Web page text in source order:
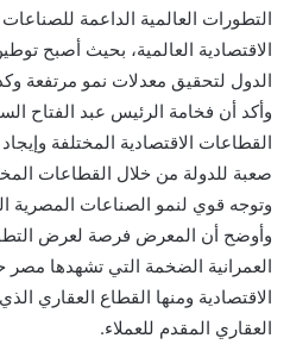
التطورات العالمية الداعمة
الاقتصادية العالمية، بحيث أصبح
الدول لتحقيق معدلات نمو مرتفعة
وأكد أن فخامة الرئيس عبد الفتاح
القطاعات الاقتصادية المختلفة
صعبة للدولة من خلال القطاعات
وتوجه قوي لنمو الصناعات المصرية
وأوضح أن المعرض فرصة لعرض
العمرانية الضخمة التي تشهدها مصر
الاقتصادية ومنها القطاع العقاري
العقاري المقدم للعملاء.